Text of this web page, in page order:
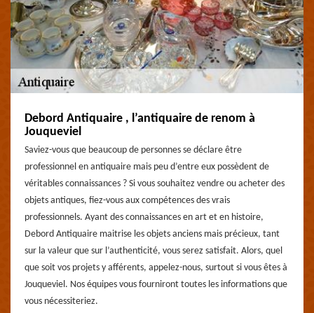
Debord Antiquaire , l’antiquaire de renom à
Jouqueviel
Saviez-vous que beaucoup de personnes se déclare être
professionnel en antiquaire mais peu d’entre eux possèdent de
véritables connaissances ? Si vous souhaitez vendre ou acheter des
objets antiques, fiez-vous aux compétences des vrais
professionnels. Ayant des connaissances en art et en histoire,
Debord Antiquaire maitrise les objets anciens mais précieux, tant
sur la valeur que sur l’authenticité, vous serez satisfait. Alors, quel
que soit vos projets y afférents, appelez-nous, surtout si vous êtes à
Jouqueviel. Nos équipes vous fourniront toutes les informations que
vous nécessiteriez.